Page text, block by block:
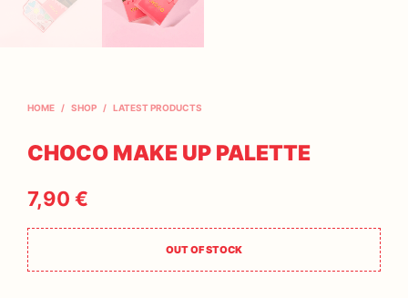
HOME / SHOP / LATEST PRODUCTS
CHOCO MAKE UP PALETTE
7,90 €
OUT OF STOCK